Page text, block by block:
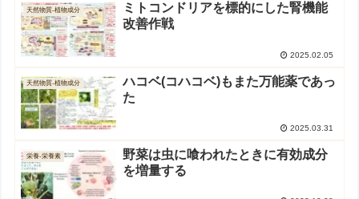
天然物質-植物成分
ミトコンドリアを標的にした腎機能
改善作戦
2025.02.05
天然物質-植物成分
ハコベ(コハコベ)もまた万能薬であっ
た
2025.03.31
栄養-栄養素
野菜は虫に喰われたときに有効成分
を増量する